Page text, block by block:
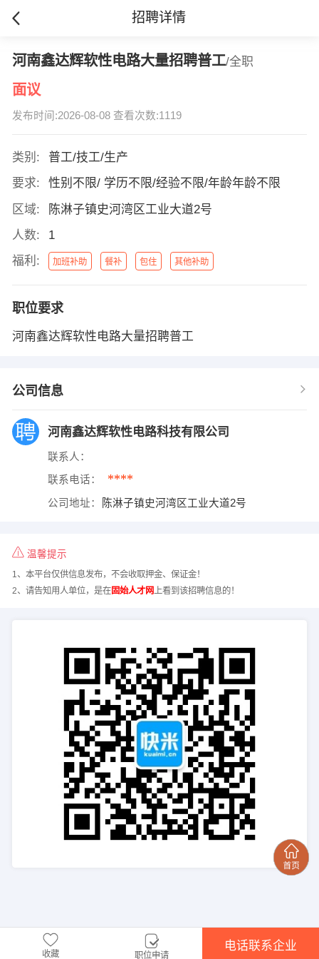
招聘详情
河南鑫达辉软性电路大量招聘普工/全职
面议
发布时间:2026-08-08 查看次数:1119
类别:
普工/技工/生产
要求:
性别不限/ 学历不限/经验不限/年龄年龄不限
区域:
陈淋子镇史河湾区工业大道2号
人数:
1
福利:
加班补助 餐补 包住 其他补助
职位要求
河南鑫达辉软性电路大量招聘普工
公司信息
河南鑫达辉软性电路科技有限公司
联系人：
联系电话： ****
公司地址： 陈淋子镇史河湾区工业大道2号
温馨提示
1、本平台仅供信息发布，不会收取押金、保证金！
2、请告知用人单位，是在固始人才网 上看到该招聘信息的！
收藏 职位申请
电话联系企业